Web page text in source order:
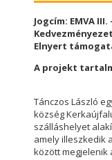
Jogcím: EMVA
Elnyert
A projekt
Tánczos László
község
szálláshelyet
amely illeszkedik
között megjelenik